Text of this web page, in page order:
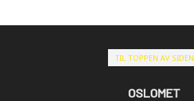
TIL TOPPEN AV SIDEN
OSLOMET